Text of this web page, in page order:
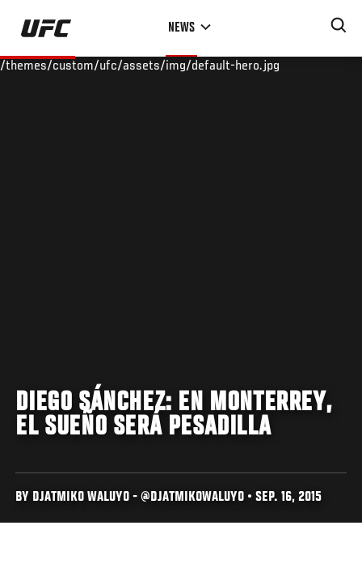
Skip
main
NEWS
/themes/custom/ufc/assets/img/default-hero.jpg
DIEGO SÁNCHEZ: EN MONTERREY,
EL SUEÑO SERÁ PESADILLA
BY DJATMIKO WALUYO - @DJATMIKOWALUYO • SEP. 16, 2015